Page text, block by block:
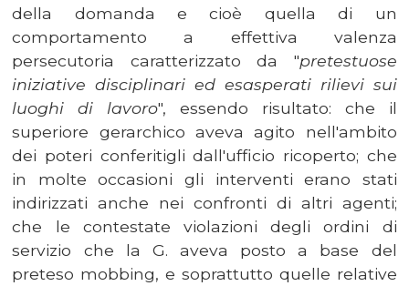
della domanda e cioè quella di un
comportamento a effettiva valenza
persecutoria caratterizzato da "pretestuose
iniziative disciplinari ed esasperati rilievi sui
luoghi di lavoro", essendo risultato: che il
superiore gerarchico aveva agito nell'ambito
dei poteri conferitigli dall'ufficio ricoperto; che
in molte occasioni gli interventi erano stati
indirizzati anche nei confronti di altri agenti;
che le contestate violazioni degli ordini di
servizio che la G. aveva posto a base del
preteso mobbing, e soprattutto quelle relative